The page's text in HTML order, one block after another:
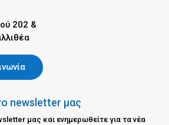
202 &
newsletter μας
μας και ενημερωθείτε για τα νέα